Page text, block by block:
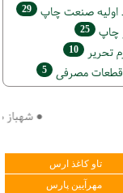
اوليه صنعت چاپ 29
چاپ 25
تحریر 10
قطعات مصرفی 5
● شهباز
تاو کاغذ ارس
مهرآیین پارس